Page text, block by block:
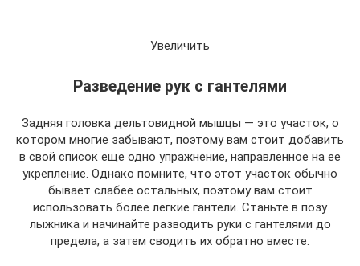
Увеличить
Разведение рук с гантелями
Задняя головка дельтовидной мышцы — это участок, о
котором многие забывают, поэтому вам стоит добавить
в свой список еще одно упражнение, направленное на ее
укрепление. Однако помните, что этот участок обычно
бывает слабее остальных, поэтому вам стоит
использовать более легкие гантели. Станьте в позу
лыжника и начинайте разводить руки с гантелями до
предела, а затем сводить их обратно вместе.